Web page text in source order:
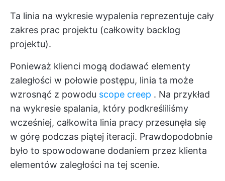
Ta linia na wykresie wypalenia reprezentuje cały
zakres prac projektu (całkowity backlog
projektu).
Ponieważ klienci mogą dodawać elementy
zaległości w połowie postępu, linia ta może
wzrosnąć z powodu scope creep . Na przykład
na wykresie spalania, który podkreśliliśmy
wcześniej, całkowita linia pracy przesunęła się
w górę podczas piątej iteracji. Prawdopodobnie
było to spowodowane dodaniem przez klienta
elementów zaległości na tej scenie.